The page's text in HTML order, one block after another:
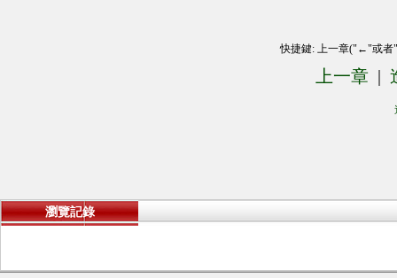
快捷鍵: 上一章("←"或
上一章 |
瀏覽記錄